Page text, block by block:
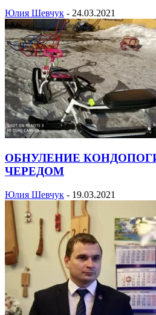
Юлия Шевчук - 24.03.2021
ОБНУЛЕНИЕ
ЧЕРЕДОМ
Юлия Шевчук - 19.03.2021